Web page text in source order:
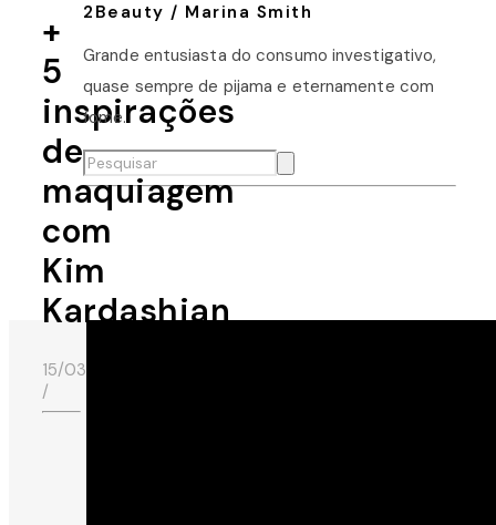
+
5
inspirações
de
maquiagem
com
Kim
Kardashian
15/03/2020
/
2Beauty / Marina Smith
Grande entusiasta do consumo investigativo,
quase sempre de pijama e eternamente com
fome.